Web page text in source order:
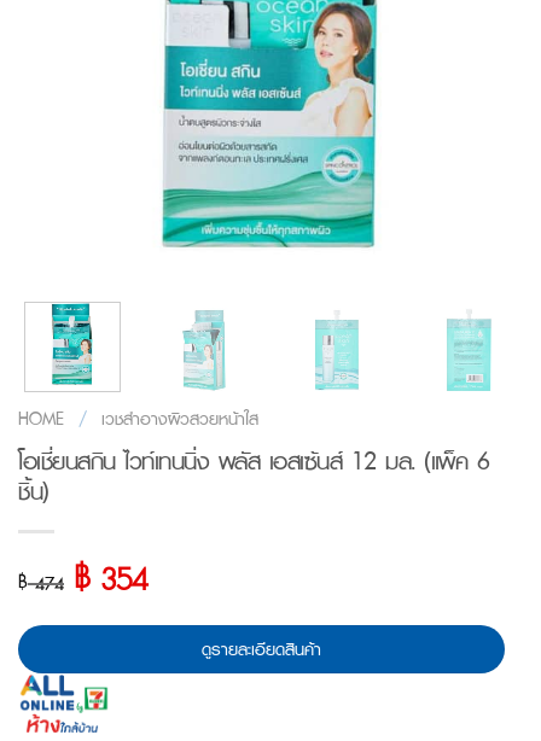
HOME / เวชสำอางผิวสวยหน้าใส
โอเชี่ยนสกิน ไวท์เทนนิ่ง พลัส เอสเซ้นส์ 12 มล. (แพ็ค 6
ชิ้น)
฿474 Original
฿ 474.
฿354Current
฿ 354.
ดูรายละเอียดสินค้า